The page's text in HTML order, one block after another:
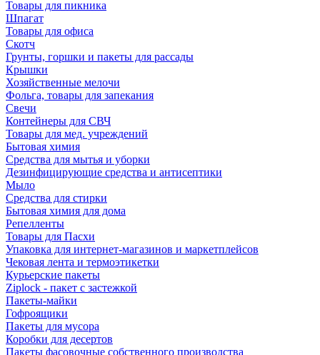
Товары для пикника
Шпагат
Товары для офиса
Скотч
Грунты, горшки и пакеты для рассады
Крышки
Хозяйственные мелочи
Фольга, товары для запекания
Свечи
Контейнеры для СВЧ
Товары для мед. учреждений
Бытовая химия
Средства для мытья и уборки
Дезинфицирующие средства и антисептики
Мыло
Средства для стирки
Бытовая химия для дома
Репелленты
Товары для Пасхи
Упаковка для интернет-магазинов и маркетплейсов
Чековая лента и термоэтикетки
Курьерские пакеты
Ziplock - пакет с застежкой
Пакеты-майки
Гофроящики
Пакеты для мусора
Коробки для десертов
Пакеты фасовочные собственного производства